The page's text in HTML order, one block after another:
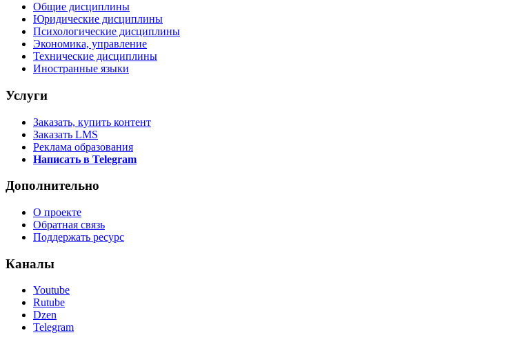
Общие дисциплины
Юридические дисциплины
Психологические дисциплины
Экономика, управление
Технические дисциплины
Иностранные языки
Услуги
Заказать, купить контент
Заказать LMS
Реклама образования
Написать в Telegram
Дополнительно
О проекте
Обратная связь
Поддержать ресурс
Каналы
Youtube
Rutube
Dzen
Telegram